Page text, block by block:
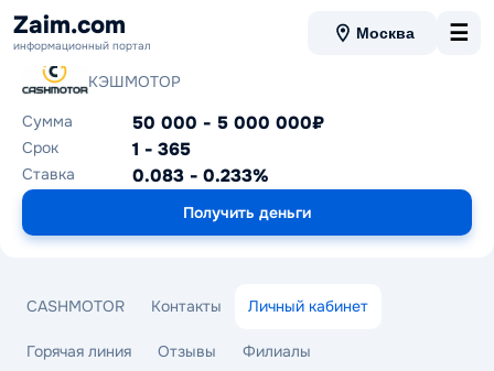
Zaim.com
информационный портал
Москва ☰
CASHMOTOR
КЭШМОТОР
Сумма
50 000 - 5 000 000₽
Срок 1 - 365
Ставка 0.083 - 0.233%
Получить деньги
CASHMOTOR Контакты Личный кабинет
Горячая линия Отзывы Филиалы